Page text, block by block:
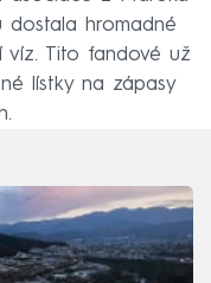
dostala hromadné
víz. Tito fandové už
lístky na zápasy